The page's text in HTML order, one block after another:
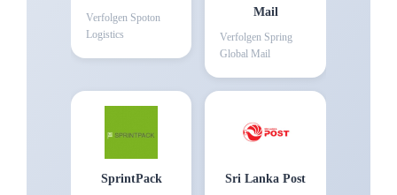
Verfolgen Spoton
Logistics
Mail
Verfolgen Spring
Global Mail
SprintPack Sri Lanka Post